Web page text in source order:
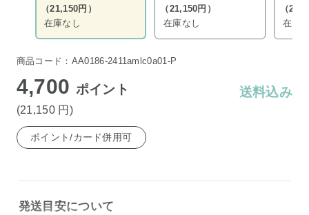
（21,150円）
在庫なし
（21,150円）
在庫なし
（
在庫
商品コード：AA0186-2411amlc0a01-P
4,700 ポイント
(21,150 円 )
送料込み
ポイント/カード併用可
発送目安について